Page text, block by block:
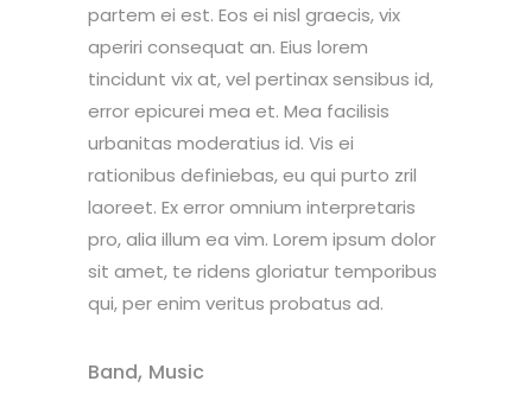
partem ei est. Eos ei nisl graecis, vix
aperiri consequat an. Eius lorem
tincidunt vix at, vel pertinax sensibus id,
error epicurei mea et. Mea facilisis
urbanitas moderatius id. Vis ei
rationibus definiebas, eu qui purto zril
laoreet. Ex error omnium interpretaris
pro, alia illum ea vim. Lorem ipsum dolor
sit amet, te ridens gloriatur temporibus
qui, per enim veritus probatus ad.
Band, Music